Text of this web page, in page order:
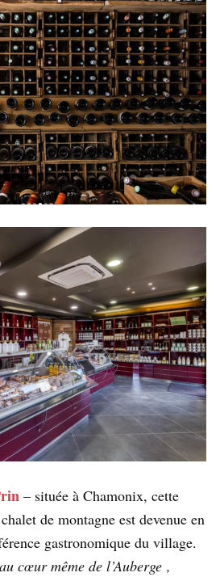
– située à Chamonix, cette
de montagne est devenue en
gastronomique du village.
cœur même de l’Auberge ,